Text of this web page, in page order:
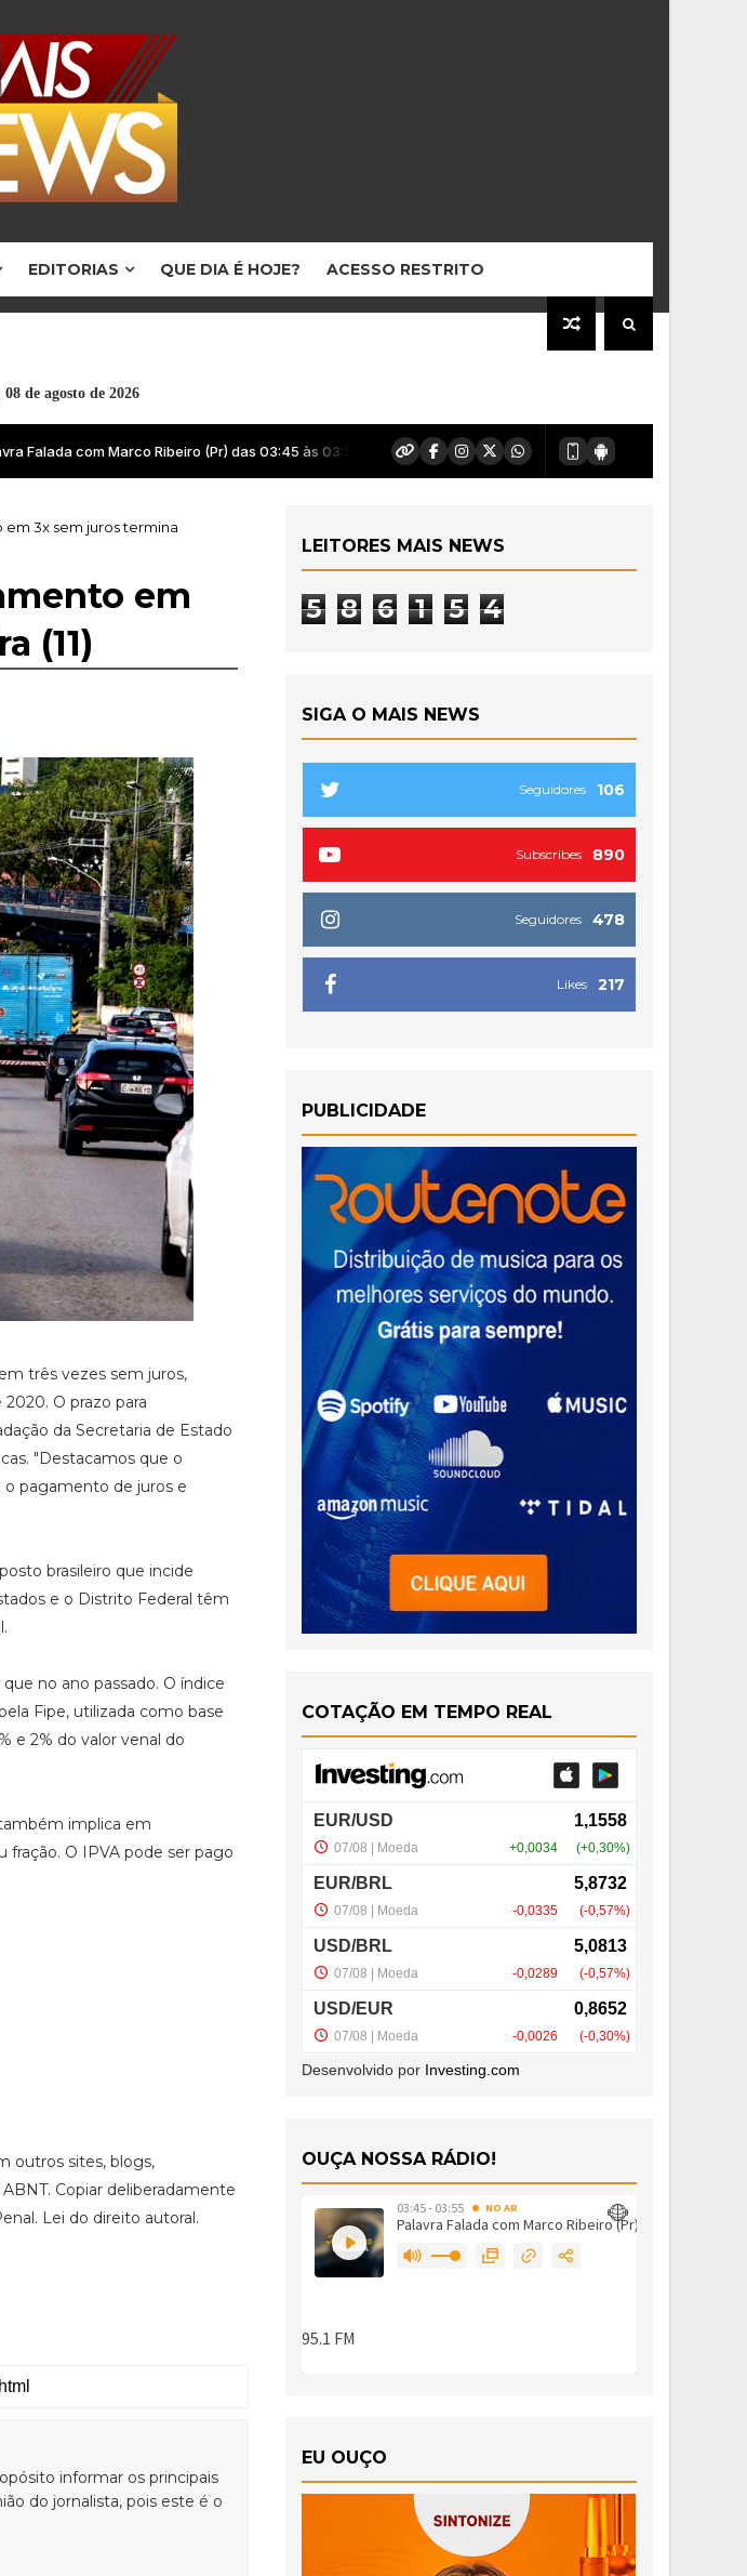
EDITORIAS QUE DIA É HOJE? ACESSO RESTRITO
08 de agosto de 2026
em 3x sem juros termina
em
(11)
três vezes sem juros,
O prazo para
da Secretaria de Estado
"Destacamos que o
pagamento de juros e
brasileiro que incide
e o Distrito Federal têm
no ano passado. O índice
Fipe, utilizada como base
e 2% do valor venal do
implica em
fração. O IPVA pode ser pago
outros sites, blogs,
Copiar deliberadamente
Lei do direito autoral.
informar os principais
do jornalista, pois este é o
LEITORES MAIS NEWS
5 8 6 1 5 4
SIGA O MAIS NEWS
106
Seguidores
890
Subscribes
478
Seguidores
217
Likes
PUBLICIDADE
COTAÇÃO EM TEMPO REAL
Desenvolvido por Investing.com
OUÇA NOSSA RÁDIO!
EU OUÇO